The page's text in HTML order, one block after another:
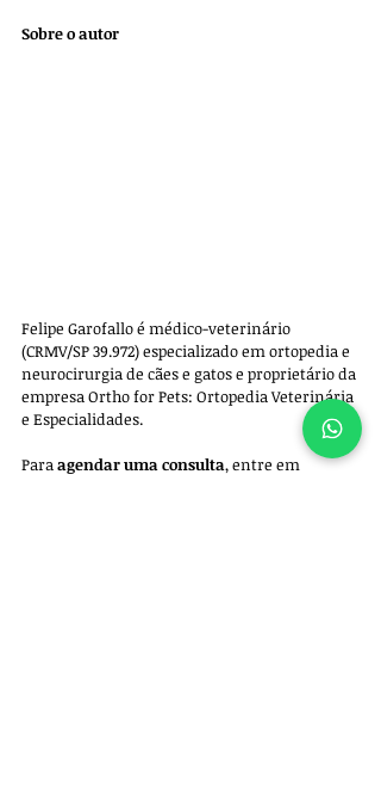
Sobre o autor
Felipe Garofallo é médico-veterinário
(CRMV/SP 39.972) especializado em ortopedia e
neurocirurgia de cães e gatos e proprietário da
empresa Ortho for Pets: Ortopedia Veterinária
e Especialidades.
Para agendar uma consulta, entre em